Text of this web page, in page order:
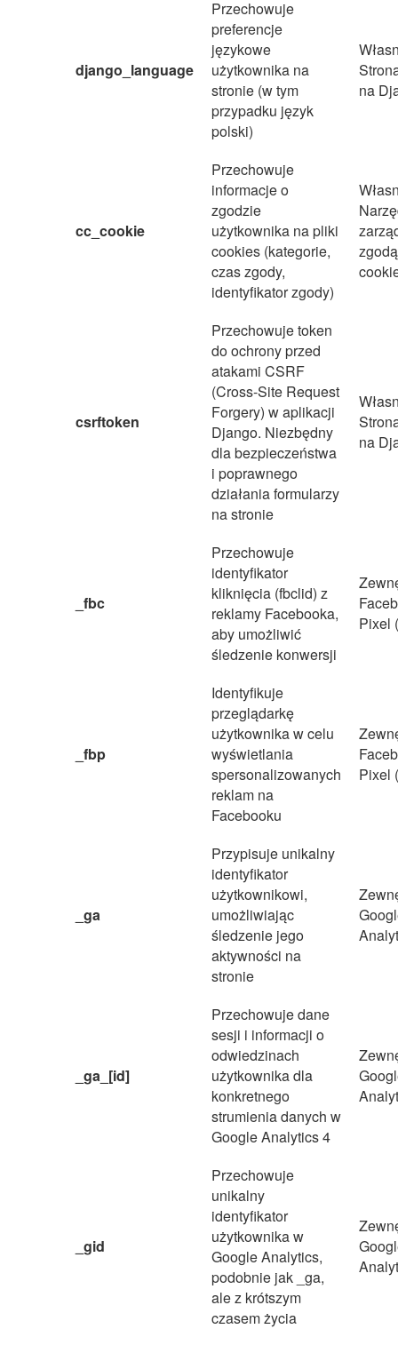
django_language
Przechowuje
preferencje
językowe
użytkownika na
stronie (w tym
przypadku język
polski)
na
cc_cookie
Przechowuje
informacje o
zgodzie
użytkownika na pliki
cookies (kategorie,
czas zgody,
identyfikator zgody)
csrftoken
Przechowuje token
do ochrony przed
atakami CSRF
(Cross-Site Request
Forgery) w aplikacji
Django. Niezbędny
dla bezpieczeństwa
i poprawnego
działania formularzy
na stronie
na
_fbc
Przechowuje
identyfikator
kliknięcia (fbclid) z
reklamy Facebooka,
aby umożliwić
śledzenie konwersji
Pixel
_fbp
Identyfikuje
przeglądarkę
użytkownika w celu
wyświetlania
spersonalizowanych
reklam na
Facebooku
Pixel
_ga
Przypisuje unikalny
identyfikator
użytkownikowi,
umożliwiając
śledzenie jego
aktywności na
stronie
_ga_[id]
Przechowuje dane
sesji i informacji o
odwiedzinach
użytkownika dla
konkretnego
strumienia danych w
Google Analytics 4
_gid
Przechowuje
unikalny
identyfikator
użytkownika w
Google Analytics,
podobnie jak _ga,
ale z krótszym
czasem życia